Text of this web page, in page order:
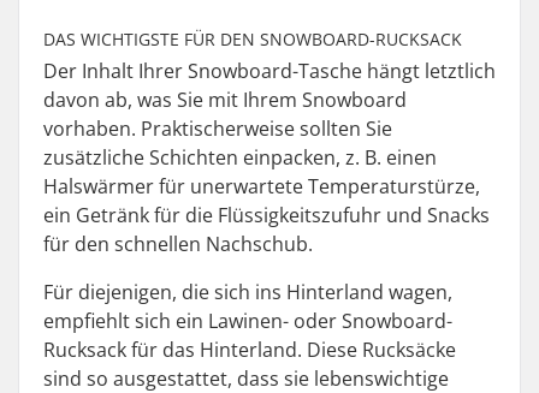
DAS WICHTIGSTE FÜR DEN SNOWBOARD-RUCKSACK
Der Inhalt Ihrer Snowboard-Tasche hängt letztlich
davon ab, was Sie mit Ihrem Snowboard
vorhaben. Praktischerweise sollten Sie
zusätzliche Schichten einpacken, z. B. einen
Halswärmer für unerwartete Temperaturstürze,
ein Getränk für die Flüssigkeitszufuhr und Snacks
für den schnellen Nachschub.
Für diejenigen, die sich ins Hinterland wagen,
empfiehlt sich ein Lawinen- oder Snowboard-
Rucksack für das Hinterland. Diese Rucksäcke
sind so ausgestattet, dass sie lebenswichtige